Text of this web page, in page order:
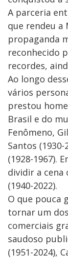
A parceria
que rendeu
propaganda
reconhecido
recordes,
Ao longo
vários
prestou
Brasil e do
Fenômeno,
Santos
(1928-1967).
dividir a cena
(1940-2022).
O que pouca
tornar um
comerciais
saudoso
(1951-2024),